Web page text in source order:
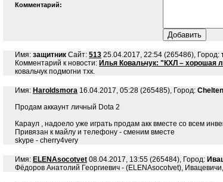
Комментарий:
Имя: защитник Сайт: 513 25.04.2017, 22:54 (265486), Город:
Комментарий к новости: Илья Ковальчук: "КХЛ – хорошая
ковальчук подмогни тхк.
Имя: Haroldsmora 16.04.2017, 05:28 (265485), Город:
Продам аккаунт личный Dota 2
Караул , надоело уже играть продам акк вместе со всем
Привязан к майлу и телефону - сменим вместе
skype - cherry4very
Имя: ELENAsocotvet 08.04.2017, 13:55 (265484), Город:
Фёдоров Анатолий Георгиевич - (ELENAsocotvet),